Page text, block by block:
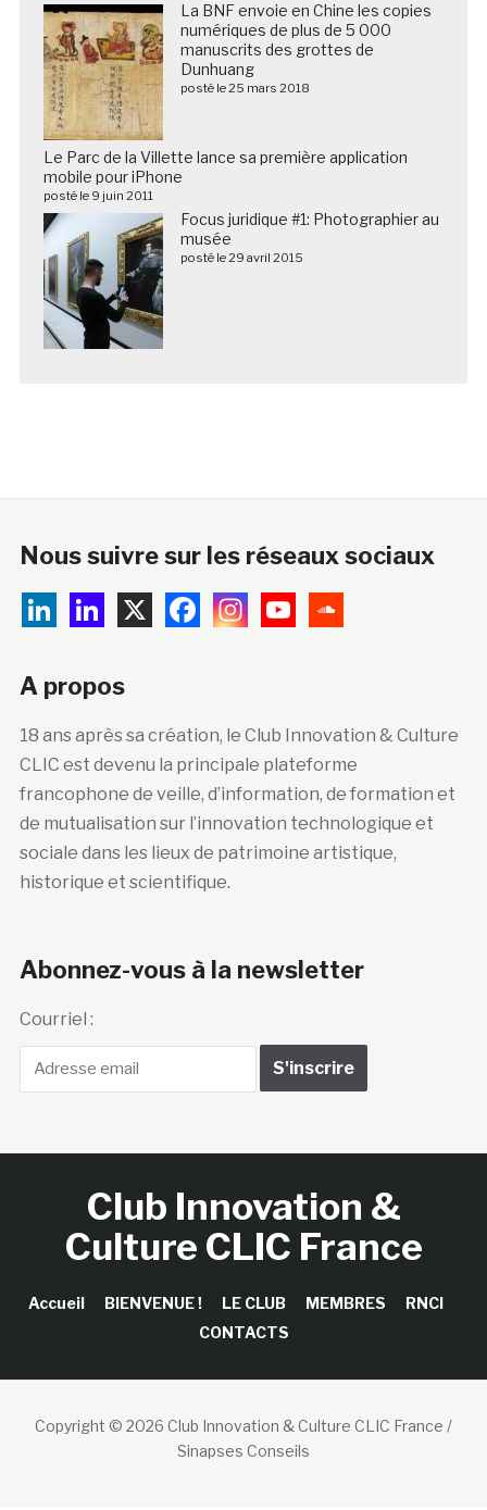
La BNF envoie en Chine les copies
numériques de plus de 5 000
manuscrits des grottes de
Dunhuang
posté le 25 mars 2018
Le Parc de la Villette lance sa première application
mobile pour iPhone
posté le 9 juin 2011
Focus juridique #1: Photographier au
musée
posté le 29 avril 2015
Nous suivre sur les réseaux sociaux
A propos
18 ans après sa création, le Club Innovation & Culture
CLIC est devenu la principale plateforme
francophone de veille, d’information, de formation et
de mutualisation sur l’innovation technologique et
sociale dans les lieux de patrimoine artistique,
historique et scientifique.
Abonnez-vous à la newsletter
Courriel :
Club Innovation &
Culture CLIC France
Accueil BIENVENUE ! LE CLUB MEMBRES
RNCI
CONTACTS
Copyright © 2026 Club Innovation & Culture CLIC France /
Sinapses Conseils